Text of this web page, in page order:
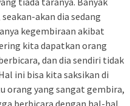
akan dia sedang
kegembiraan akibat
kita dapatkan orang
dan dia sendiri tidak
ini bisa kita saksikan di
orang yang sangat gembira,